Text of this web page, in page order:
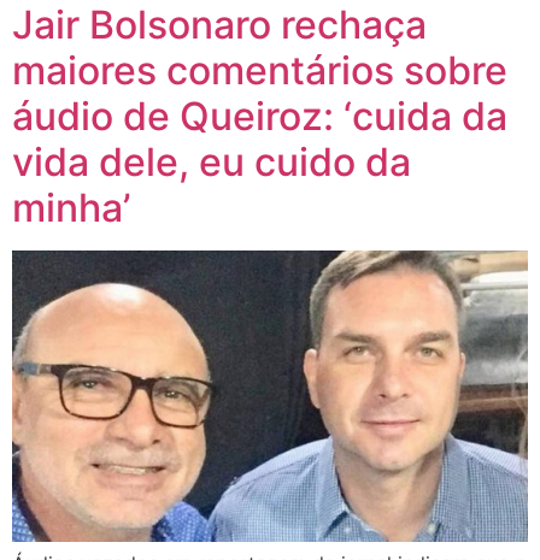
Jair Bolsonaro rechaça
maiores comentários sobre
áudio de Queiroz: ‘cuida da
vida dele, eu cuido da
minha’